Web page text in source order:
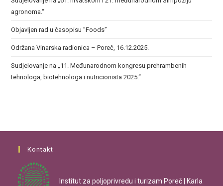
agronoma.“
Objavljen rad u časopisu ”Foods”
Održana Vinarska radionica – Poreč, 16.12.2025.
Sudjelovanje na „11. Međunarodnom kongresu prehrambenih
tehnologa, biotehnologa i nutricionista 2025.“
Kontakt
Institut za poljoprivredu i turizam Poreč | Karla